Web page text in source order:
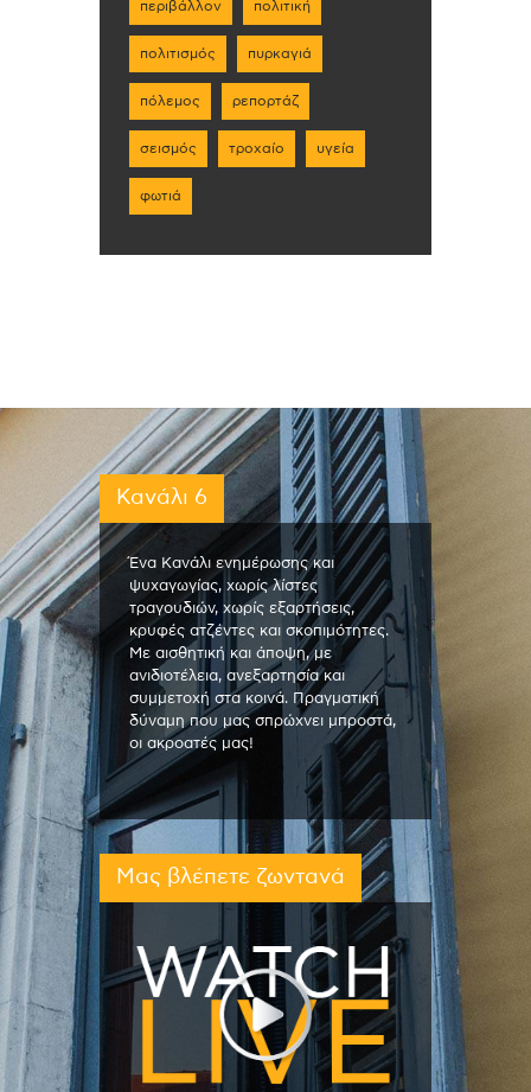
περιβάλλον πολιτική
πολιτισμός πυρκαγιά
πόλεμος ρεπορτάζ
σεισμός τροχαίο υγεία
φωτιά
Κανάλι 6
Ένα Κανάλι ενημέρωσης και
ψυχαγωγίας, χωρίς λίστες
τραγουδιών, χωρίς εξαρτήσεις,
κρυφές ατζέντες και σκοπιμότητες.
Με αισθητική και άποψη, με
ανιδιοτέλεια, ανεξαρτησία και
συμμετοχή στα κοινά. Πραγματική
δύναμη που μας σπρώχνει μπροστά,
οι ακροατές μας!
Μας βλέπετε ζωντανά